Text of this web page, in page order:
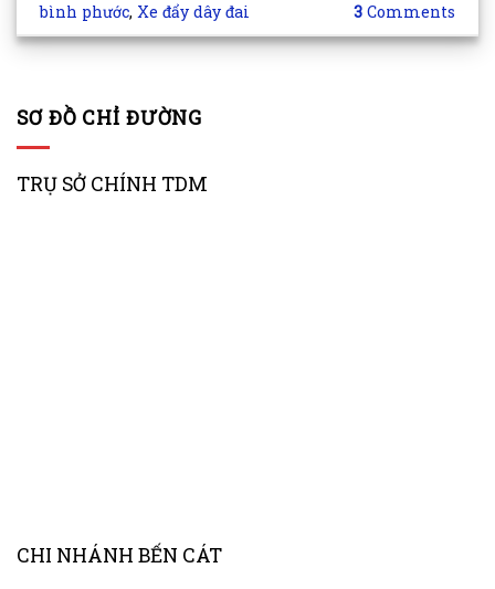
bình phước,Xe đẩy dây đai 3Comments
SƠ ĐỒ CHỈ ĐƯỜNG
TRỤ SỞ CHÍNH TDM
CHI NHÁNH BẾN CÁT